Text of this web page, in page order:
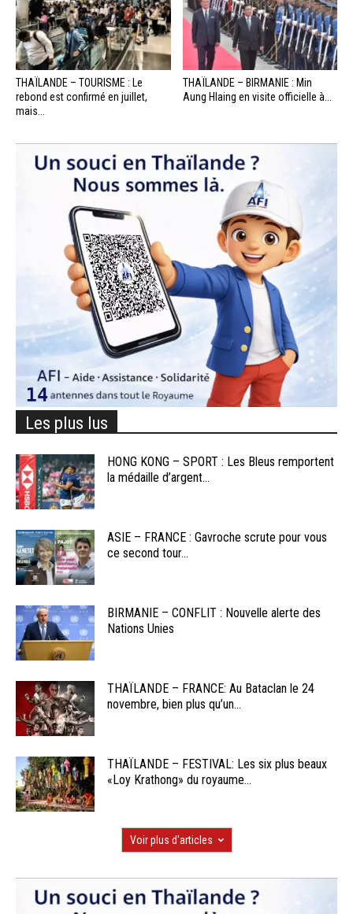
THAÏLANDE – TOURISME : Le
rebond est confirmé en juillet,
mais...
THAÏLANDE – BIRMANIE : Min
Aung Hlaing en visite officielle à...
Les plus lus
HONG KONG – SPORT : Les Bleus remportent
la médaille d’argent...
ASIE – FRANCE : Gavroche scrute pour vous
ce second tour...
BIRMANIE – CONFLIT : Nouvelle alerte des
Nations Unies
THAÏLANDE – FRANCE: Au Bataclan le 24
novembre, bien plus qu’un...
THAÏLANDE – FESTIVAL: Les six plus beaux
«Loy Krathong» du royaume...
Voir plus d'articles